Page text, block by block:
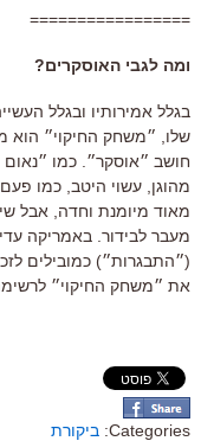
=================
ומה לגבי האוסקרים?
בגלל אמירותיו ובגלל
שלו, ״משחק החיקוי״ הוא
חושב ״אוסקר״. כמו
מהוגן, עשוי היטב, כמו
מאוד מיומנת וחדה, אבל
מעבר לבידור. באמריקה
(״התבגרות״) כמובילים
את ״משחק החיקוי״
Categories: ביקורת